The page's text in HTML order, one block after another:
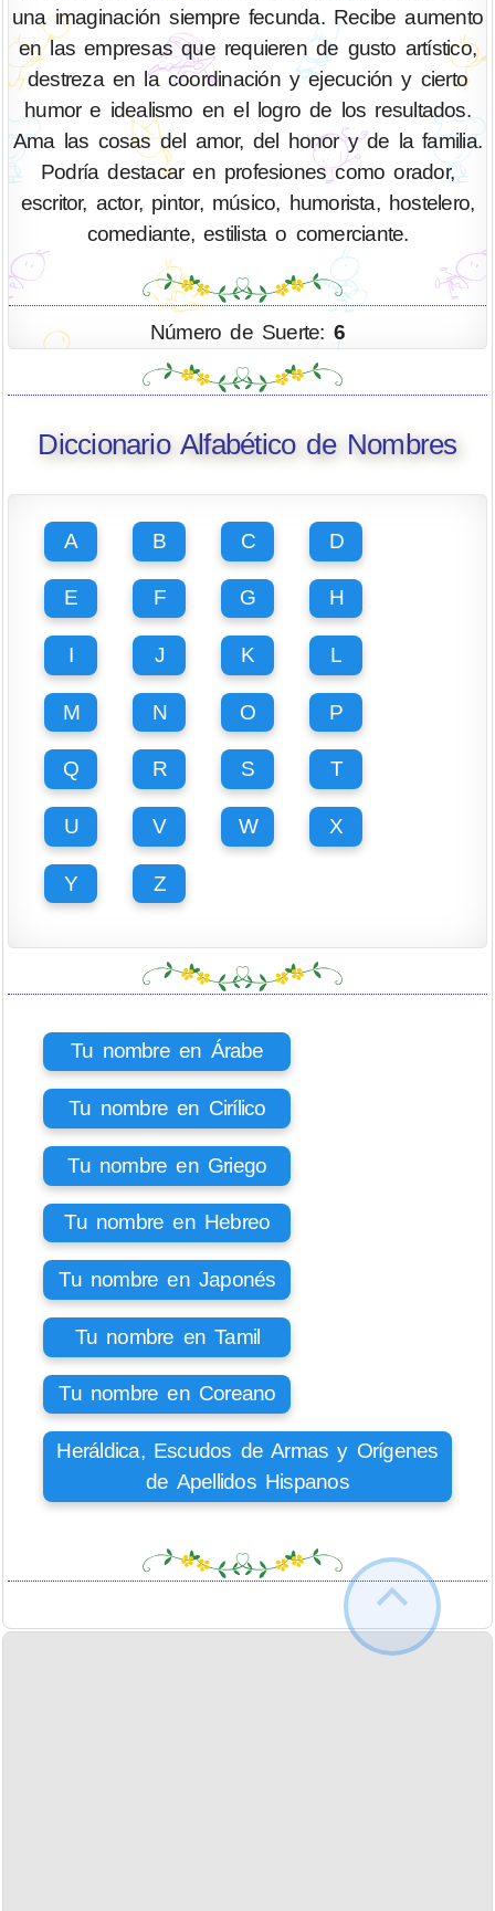
una imaginación siempre fecunda. Recibe aumento
en las empresas que requieren de gusto artístico,
destreza en la coordinación y ejecución y cierto
humor e idealismo en el logro de los resultados.
Ama las cosas del amor, del honor y de la familia.
Podría destacar en profesiones como orador,
escritor, actor, pintor, músico, humorista, hostelero,
comediante, estilista o comerciante.
Número de Suerte: 6
Diccionario Alfabético de Nombres
A B C D
E F G H
I J K L
M N O P
Q R S T
U V W X
Y Z
Tu nombre en Árabe
Tu nombre en Cirílico
Tu nombre en Griego
Tu nombre en Hebreo
Tu nombre en Japonés
Tu nombre en Tamil
Tu nombre en Coreano
Heráldica, Escudos de Armas y Orígenes
de Apellidos Hispanos